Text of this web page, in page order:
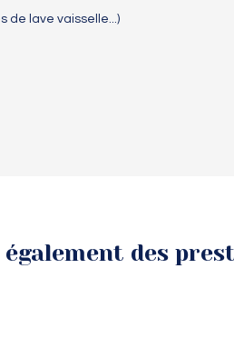
de lave vaisselle...)
des